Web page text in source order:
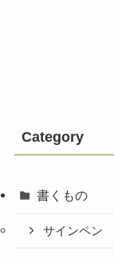
Category
書くもの
サインペン